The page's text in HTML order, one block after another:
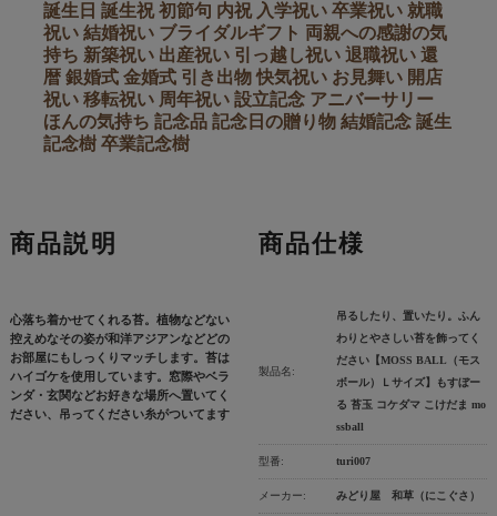
誕生日 誕生祝 初節句 内祝 入学祝い 卒業祝い 就職
祝い 結婚祝い ブライダルギフト 両親への感謝の気
持ち 新築祝い 出産祝い 引っ越し祝い 退職祝い 還
暦 銀婚式 金婚式 引き出物 快気祝い お見舞い 開店
祝い 移転祝い 周年祝い 設立記念 アニバーサリー
ほんの気持ち 記念品 記念日の贈り物 結婚記念 誕生
記念樹 卒業記念樹
商品説明
心落ち着かせてくれる苔。植物などない
控えめなその姿が和洋アジアンなどどの
お部屋にもしっくりマッチします。苔は
ハイゴケを使用しています。窓際やベラ
ンダ・玄関などお好きな場所へ置いてく
ださい、吊ってください糸がついてます
商品仕様
製品名:
吊るしたり、置いたり。ふん
わりとやさしい苔を飾ってく
ださい【MOSS BALL（モス
ボール）Ｌサイズ】もすぼー
る 苔玉 コケダマ こけだま mo
ssball
型番: turi007
メーカー: みどり屋 和草（にこぐさ）